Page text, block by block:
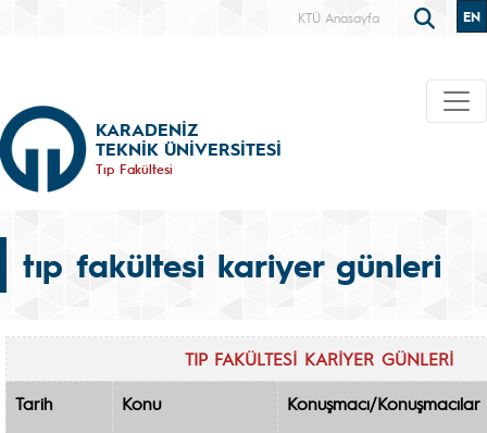
KTÜ Anasayfa EN
KARADENİZ
TEKNİK ÜNİVERSİTESİ
Tıp Fakültesi
tıp fakültesi kariyer günleri
TIP FAKÜLTESİ KARİYER GÜNLERİ
Tarih
Konu Konuşmacı/Konuşmacılar